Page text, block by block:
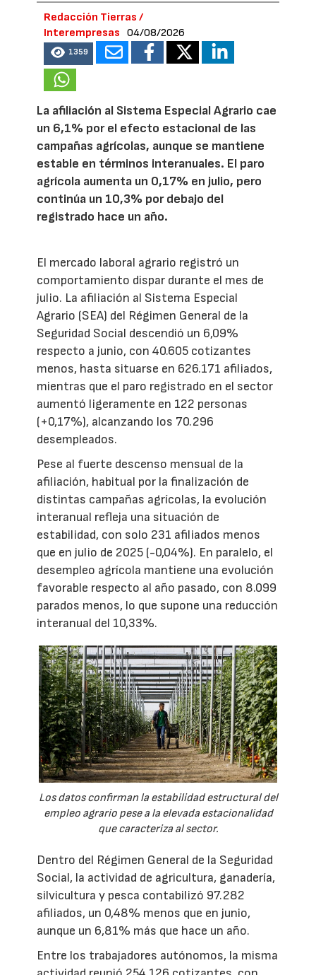
Redacción Tierras /
Interempresas
04/08/2026
1359
La afiliación al Sistema Especial Agrario cae
un 6,1% por el efecto estacional de las
campañas agrícolas, aunque se mantiene
estable en términos interanuales. El paro
agrícola aumenta un 0,17% en julio, pero
continúa un 10,3% por debajo del
registrado hace un año.
El mercado laboral agrario registró un
comportamiento dispar durante el mes de
julio. La afiliación al Sistema Especial
Agrario (SEA) del Régimen General de la
Seguridad Social descendió un 6,09%
respecto a junio, con 40.605 cotizantes
menos, hasta situarse en 626.171 afiliados,
mientras que el paro registrado en el sector
aumentó ligeramente en 122 personas
(+0,17%), alcanzando los 70.296
desempleados.
Pese al fuerte descenso mensual de la
afiliación, habitual por la finalización de
distintas campañas agrícolas, la evolución
interanual refleja una situación de
estabilidad, con solo 231 afiliados menos
que en julio de 2025 (-0,04%). En paralelo, el
desempleo agrícola mantiene una evolución
favorable respecto al año pasado, con 8.099
parados menos, lo que supone una reducción
interanual del 10,33%.
Los datos confirman la estabilidad estructural del
empleo agrario pese a la elevada estacionalidad
que caracteriza al sector.
Dentro del Régimen General de la Seguridad
Social, la actividad de agricultura, ganadería,
silvicultura y pesca contabilizó 97.282
afiliados, un 0,48% menos que en junio,
aunque un 6,81% más que hace un año.
Entre los trabajadores autónomos, la misma